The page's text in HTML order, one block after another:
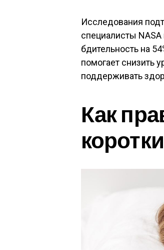
Исследования
специалисты
бдительность на
помогает снизить
поддерживать
Как